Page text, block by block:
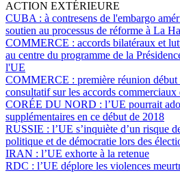
ACTION EXTÉRIEURE
CUBA : à contresens de l'embargo
soutien au processus de réforme à La
COMMERCE : accords bilatéraux et
au centre du programme de la
l'UE
COMMERCE : première réunion
consultatif sur les accords
CORÉE DU NORD : l’UE pourrait
supplémentaires en ce début de 2018
RUSSIE : l’UE s’inquiète d’un risque
politique et de démocratie lors des
IRAN : l’UE exhorte à la retenue
RDC : l’UE déplore les violences